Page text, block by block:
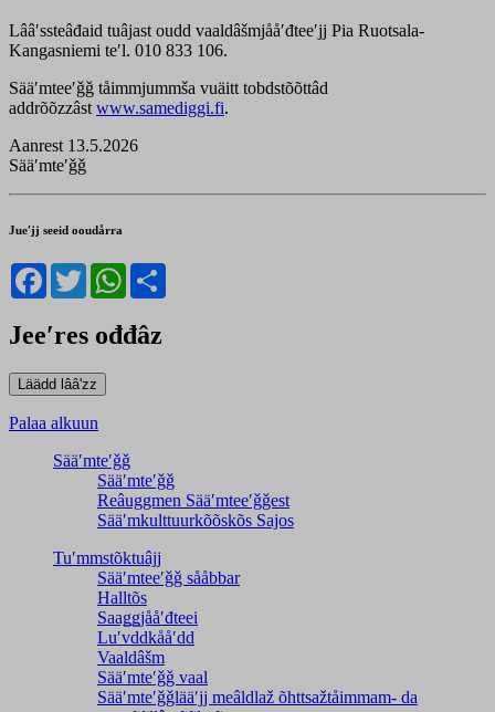
Lââʹssteâđaid tuâjast oudd vaaldâšmjååʹđteeʹjj Pia Ruotsala-
Kangasniemi teʹl. 010 833 106.
Sääʹmteeʹǧǧ tåimmjummša vuäitt tobdstõõttâd
addrõõzzâst www.samediggi.fi.
Aanrest 13.5.2026
Sääʹmteʹǧǧ
Jueʹjj seeid ooudårra
Facebook
TwitterWhatsApp
Jeeʹres ođđâz
Palaa alkuun
Sääʹmteʹǧǧ
Sääʹmteʹǧǧ
Reâuggmen Sääʹmteeʹǧǧest
Sääʹmkulttuurkõõskõs Sajos
Tuʹmmstõktuâjj
Sääʹmteeʹǧǧ sååbbar
Halltõs
Saaǥǥjååʹđteei
Luʹvddkååʹdd
Vaaldâšm
Sääʹmteʹǧǧ vaal
Sääʹmteʹǧǧlääʹjj meâldlaž õhttsažtåimmam- da